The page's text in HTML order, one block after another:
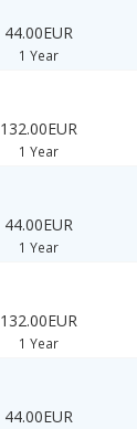
44.00EUR
1 Year
132.00EUR
1 Year
44.00EUR
1 Year
132.00EUR
1 Year
44.00EUR